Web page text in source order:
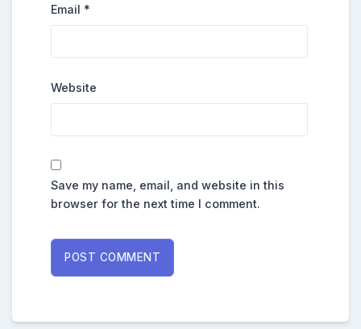
Email *
Website
Save my name, email, and website in this
browser for the next time I comment.